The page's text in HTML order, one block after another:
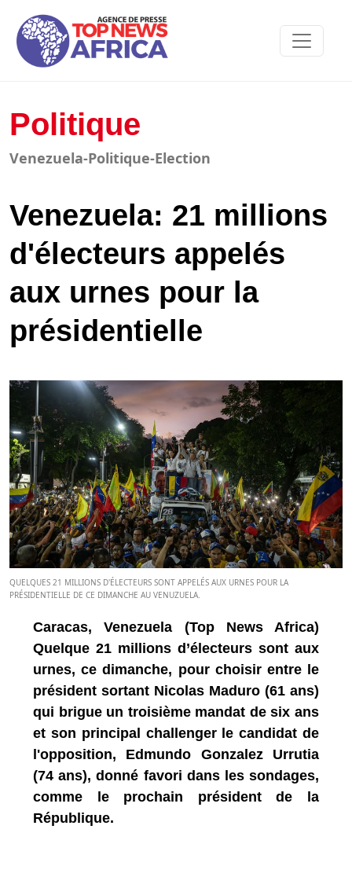
Politique
Venezuela-Politique-Election
Venezuela: 21 millions
d'électeurs appelés
aux urnes pour la
présidentielle
QUELQUES 21 MILLIONS D'ÉLECTEURS SONT APPELÉS AUX URNES POUR LA
PRÉSIDENTIELLE DE CE DIMANCHE AU VENUZUELA.
Caracas, Venezuela (Top News Africa)
Quelque 21 millions d’électeurs sont aux
urnes, ce dimanche, pour choisir entre le
président sortant Nicolas Maduro (61 ans)
qui brigue un troisième mandat de six ans
et son principal challenger le candidat de
l'opposition, Edmundo Gonzalez Urrutia
(74 ans), donné favori dans les sondages,
comme le prochain président de la
République.